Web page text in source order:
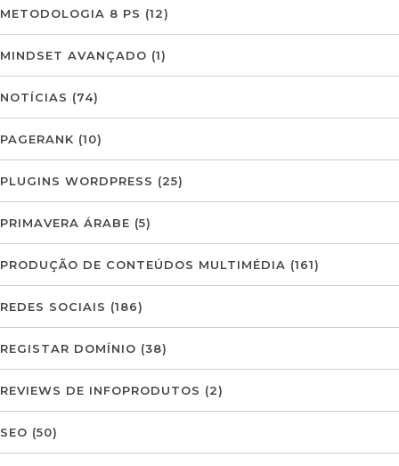
METODOLOGIA 8 PS (12)
MINDSET AVANÇADO (1)
NOTÍCIAS (74)
PAGERANK (10)
PLUGINS WORDPRESS (25)
PRIMAVERA ÁRABE (5)
PRODUÇÃO DE CONTEÚDOS MULTIMÉDIA (161)
REDES SOCIAIS (186)
REGISTAR DOMÍNIO (38)
REVIEWS DE INFOPRODUTOS (2)
SEO (50)